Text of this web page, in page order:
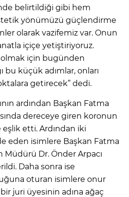
belirtildiği gibi hem
yönümüzü güçlendirme
olarak vazifemiz var. Onun
içiçe yetiştiriyoruz.
olmak için bugünden
bu küçük adımlar, onları
getirecek” dedi.
ardından Başkan Fatma
dereceye giren koronun
etti. Ardından iki
eden isimlere Başkan Fatma
Müdürü Dr. Önder Arpacı
Daha sonra ise
oturan isimlere onur
juri üyesinin adına ağaç